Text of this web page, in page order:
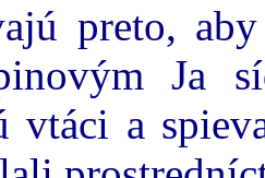
preto,
Ja
vtáci a